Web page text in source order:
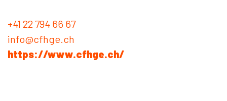
+41 22 794 66 67
info@cfhge.ch
https://www.cfhge.ch/